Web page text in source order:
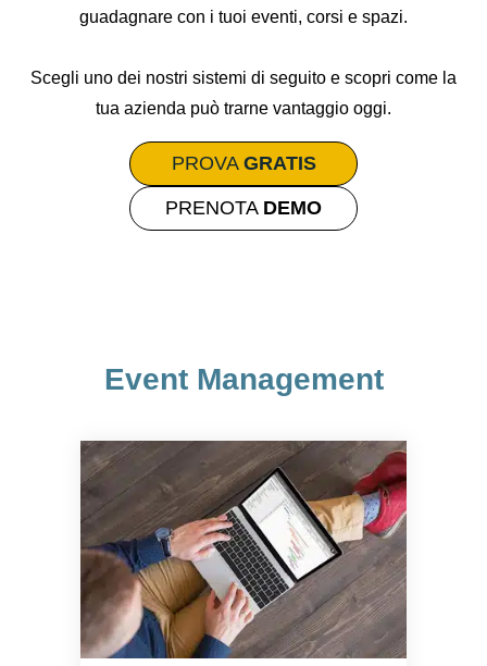
guadagnare con i tuoi eventi, corsi e spazi.
Scegli uno dei nostri sistemi di seguito e scopri come la
tua azienda può trarne vantaggio oggi.
PROVA GRATIS
PRENOTA DEMO
Event Management